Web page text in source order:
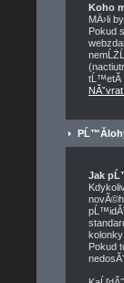
Koho
MÄ›li
Pokud
tĹ™etĂ­
Jak
kolonky
Pokud